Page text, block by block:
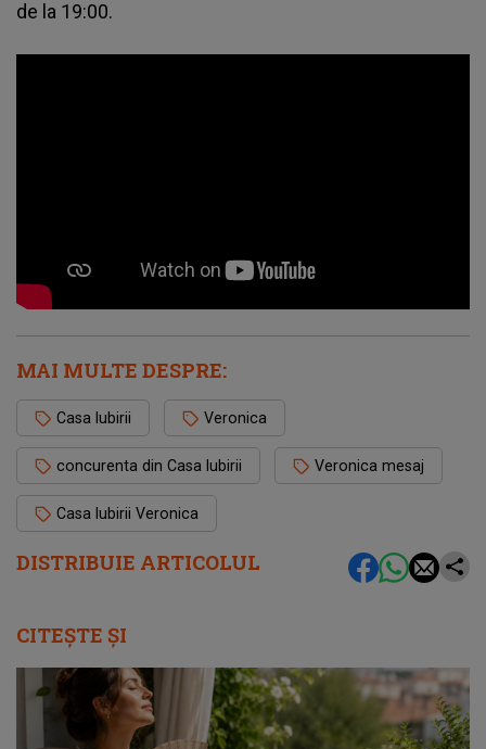
DISTRIBUIE ARTICOLUL
de la 19:00.
MAI MULTE DESPRE:
Casa Iubirii Veronica
concurenta din Casa Iubirii Veronica mesaj
Casa Iubirii Veronica
CITEȘTE ȘI